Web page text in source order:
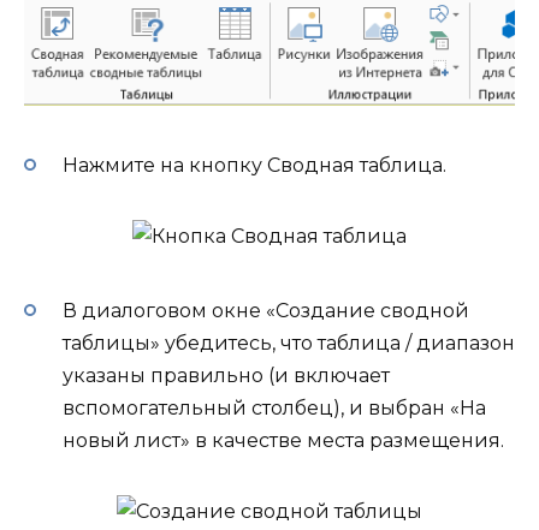
Нажмите на кнопку Сводная таблица.
В диалоговом окне «Создание сводной
таблицы» убедитесь, что таблица / диапазон
указаны правильно (и включает
вспомогательный столбец), и выбран «На
новый лист» в качестве места размещения.